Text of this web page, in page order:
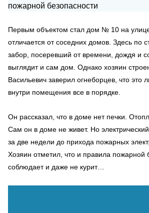
Первым объектом стал дом № 10 на
отличается от соседних домов. Здесь по
забор, посеревший от времени, дождя и
выглядит и сам дом. Однако хозяин
Васильевич заверил огнеборцев, что это
внутри помещения все в порядке.
Он рассказал, что в доме нет печки.
Сам он в доме не живет. Но
за две недели до прихода пожарных
Хозяин отметил, что и правила пожарной
соблюдает и даже не курит…